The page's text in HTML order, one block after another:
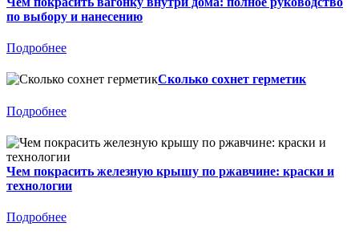
по выбору и нанесению
Подробнее
Сколько сохнет герметик
Подробнее
Чем покрасить железную крышу по ржавчине: краски и
технологии
Подробнее